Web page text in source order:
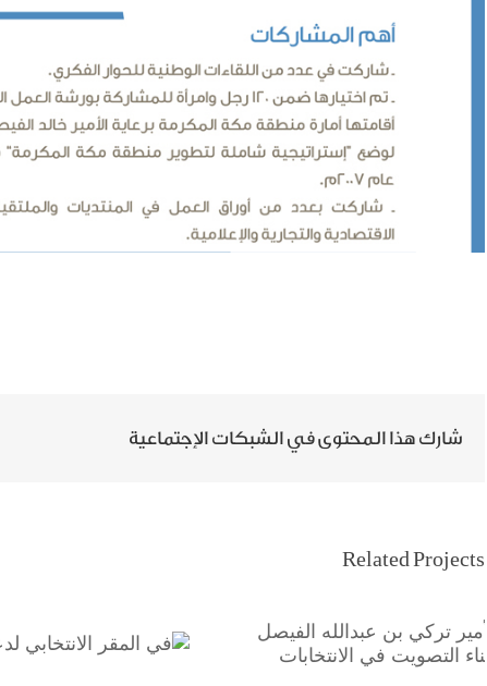
شارك هذا المحتوى في الشبكات الإجتماعية
Related Projects
المرشحة
أثناء التصويت في الانتخابات